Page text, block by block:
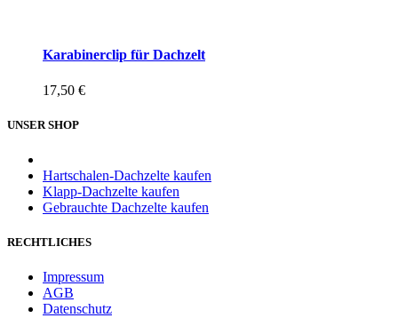
Karabinerclip für Dachzelt
17,50 €
UNSER SHOP
Hartschalen-Dachzelte kaufen
Klapp-Dachzelte kaufen
Gebrauchte Dachzelte kaufen
RECHTLICHES
Impressum
AGB
Datenschutz